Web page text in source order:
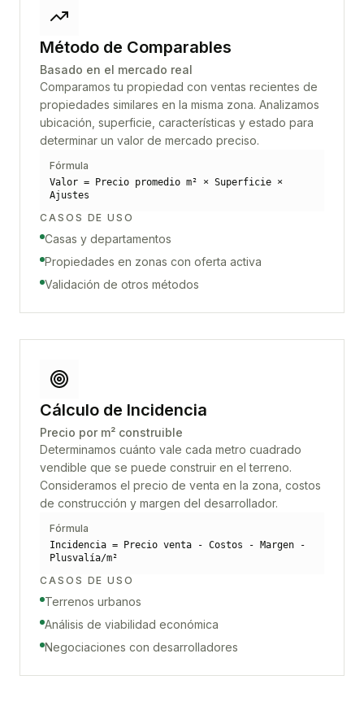
Método de Comparables
Basado en el mercado real
Comparamos tu propiedad con ventas recientes de
propiedades similares en la misma zona. Analizamos
ubicación, superficie, características y estado para
determinar un valor de mercado preciso.
Fórmula
Valor = Precio promedio m² × Superficie ×
Ajustes
CASOS DE USO
Casas y departamentos
Propiedades en zonas con oferta activa
Validación de otros métodos
Cálculo de Incidencia
Precio por m² construible
Determinamos cuánto vale cada metro cuadrado
vendible que se puede construir en el terreno.
Consideramos el precio de venta en la zona, costos
de construcción y margen del desarrollador.
Fórmula
Incidencia = Precio venta - Costos - Margen -
Plusvalía/m²
CASOS DE USO
Terrenos urbanos
Análisis de viabilidad económica
Negociaciones con desarrolladores